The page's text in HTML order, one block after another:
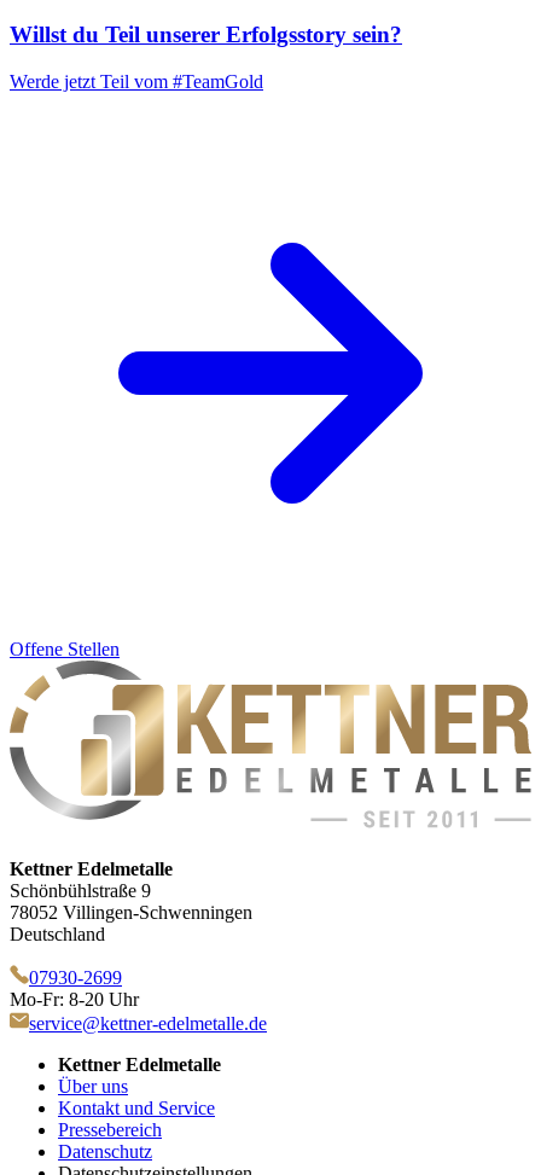
Willst du Teil unserer Erfolgsstory sein?
Werde jetzt Teil vom #TeamGold
Offene Stellen
Kettner Edelmetalle
Schönbühlstraße 9
78052 Villingen-Schwenningen
Deutschland
07930-2699
Mo-Fr: 8-20 Uhr
service@kettner-edelmetalle.de
Kettner Edelmetalle
Über uns
Kontakt und Service
Pressebereich
Datenschutz